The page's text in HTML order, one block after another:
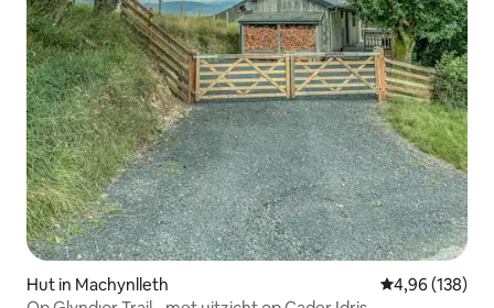
Hut in Machynlleth Gemiddelde
4,96 (138)